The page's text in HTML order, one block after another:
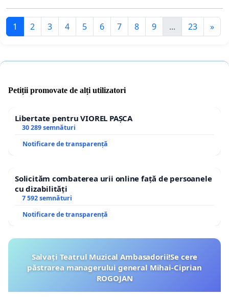
1 2 3 4 5 6 7 8 9 ... 23 »
Petiții promovate de alți utilizatori
Libertate pentru VIOREL PAȘCA
30 289 semnături
Notificare de transparență
Solicităm combaterea urii online față de persoanele
cu dizabilități
7 592 semnături
Notificare de transparență
Salvați Teatrul Muzical Ambasadorii!Se cere
păstrarea managerului general Mihai-Ciprian
ROGOJAN